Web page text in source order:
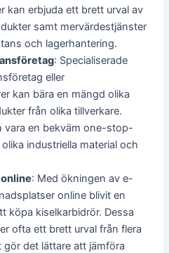
kan erbjuda ett brett urval av
samt mervärdestjänster
och lagerhantering.
: Specialiserade
eller
kan bära en mängd olika
från olika tillverkare.
vara en bekväm one-stop-
industriella material och
: Med ökningen av e-
online blivit en
köpa kiselkarbidrör. Dessa
ofta ett brett urval från flera
gör det lättare att jämföra